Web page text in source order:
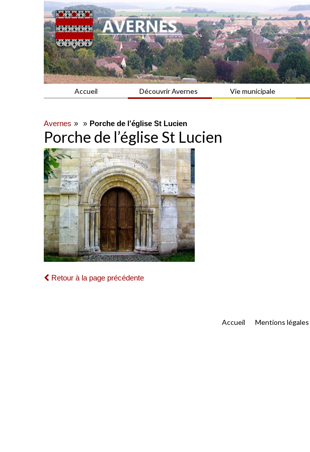
AVERNES
Commune du Val d'Oise
Accueil Découvrir Avernes Vie municipale
Avernes Porche de l’église St Lucien
Porche de l’église St Lucien
Retour à la page précédente
Accueil Mentions légales